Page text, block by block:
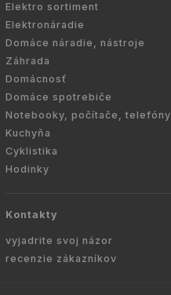
Elektro sortiment
Elektronáradie
Domáce náradie, nástroje
Záhrada
Domácnosť
Domáce spotrebiče
Notebooky, počítače, telefóny
Kuchyňa
Cyklistika
Hodinky
Kontakty
vyjadrite svoj názor
recenzie zákazníkov